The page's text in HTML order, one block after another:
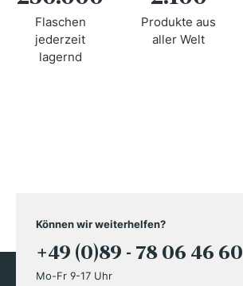
Flaschen
jederzeit
lagernd
Produkte aus
aller Welt
Können wir weiterhelfen?
+49 (0)89 - 78 06 46 60
Mo-Fr 9-17 Uhr